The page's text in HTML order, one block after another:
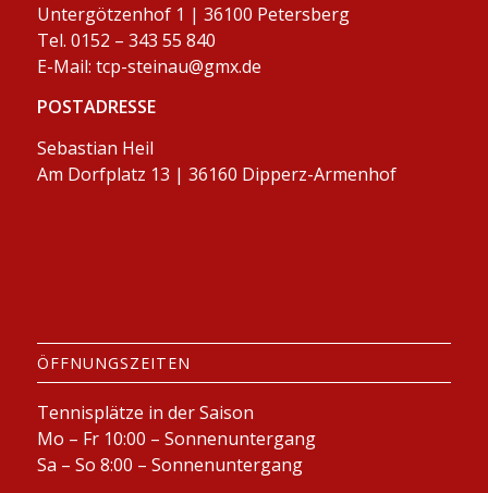
Untergötzenhof 1 | 36100 Petersberg
Tel. 0152 – 343 55 840
E-Mail: tcp-steinau@gmx.de
POSTADRESSE
Sebastian Heil
Am Dorfplatz 13 | 36160 Dipperz-Armenhof
ÖFFNUNGSZEITEN
Tennisplätze in der Saison
Mo – Fr 10:00 – Sonnenuntergang
Sa – So 8:00 – Sonnenuntergang